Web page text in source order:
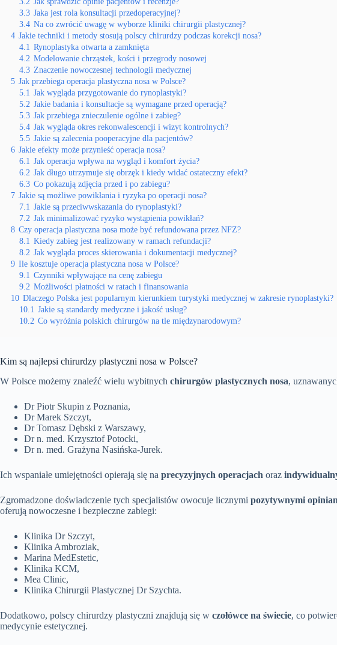
3.3 Jaka jest rola konsultacji przedoperacyjnej?
3.4 Na co zwrócić uwagę w wyborze kliniki chirurgii plastycznej?
4 Jakie techniki i metody stosują polscy chirurdzy podczas korekcji nosa?
4.1 Rynoplastyka otwarta a zamknięta
4.2 Modelowanie chrząstek, kości i przegrody nosowej
4.3 Znaczenie nowoczesnej technologii medycznej
5 Jak przebiega operacja plastyczna nosa w Polsce?
5.1 Jak wygląda przygotowanie do rynoplastyki?
5.2 Jakie badania i konsultacje są wymagane przed operacją?
5.3 Jak przebiega znieczulenie ogólne i zabieg?
5.4 Jak wygląda okres rekonwalescencji i wizyt kontrolnych?
5.5 Jakie są zalecenia pooperacyjne dla pacjentów?
6 Jakie efekty może przynieść operacja nosa?
6.1 Jak operacja wpływa na wygląd i komfort życia?
6.2 Jak długo utrzymuje się obrzęk i kiedy widać ostateczny efekt?
6.3 Co pokazują zdjęcia przed i po zabiegu?
7 Jakie są możliwe powikłania i ryzyka po operacji nosa?
7.1 Jakie są przeciwwskazania do rynoplastyki?
7.2 Jak minimalizować ryzyko wystąpienia powikłań?
8 Czy operacja plastyczna nosa może być refundowana przez NFZ?
8.1 Kiedy zabieg jest realizowany w ramach refundacji?
8.2 Jak wygląda proces skierowania i dokumentacji medycznej?
9 Ile kosztuje operacja plastyczna nosa w Polsce?
9.1 Czynniki wpływające na cenę zabiegu
9.2 Możliwości płatności w ratach i finansowania
10 Dlaczego Polska jest popularnym kierunkiem turystyki medycznej w zakresie rynoplastyki?
10.1 Jakie są standardy medyczne i jakość usług?
10.2 Co wyróżnia polskich chirurgów na tle międzynarodowym?
Kim są najlepsi chirurdzy plastyczni nosa w Polsce?
W Polsce możemy znaleźć wielu wybitnych chirurgów plastycznych nosa,
Dr Piotr Skupin z Poznania,
Dr Marek Szczyt,
Dr Tomasz Dębski z Warszawy,
Dr n. med. Krzysztof Potocki,
Dr n. med. Grażyna Nasińska-Jurek.
Ich wspaniałe umiejętności opierają się na precyzyjnych operacjach oraz
Zgromadzone doświadczenie tych specjalistów owocuje licznymi pozytywnymi
oferują nowoczesne i bezpieczne zabiegi:
Klinika Dr Szczyt,
Klinika Ambroziak,
Marina MedEstetic,
Klinika KCM,
Mea Clinic,
Klinika Chirurgii Plastycznej Dr Szychta.
Dodatkowo, polscy chirurdzy plastyczni znajdują się w czołówce na świecie, co
medycynie estetycznej.